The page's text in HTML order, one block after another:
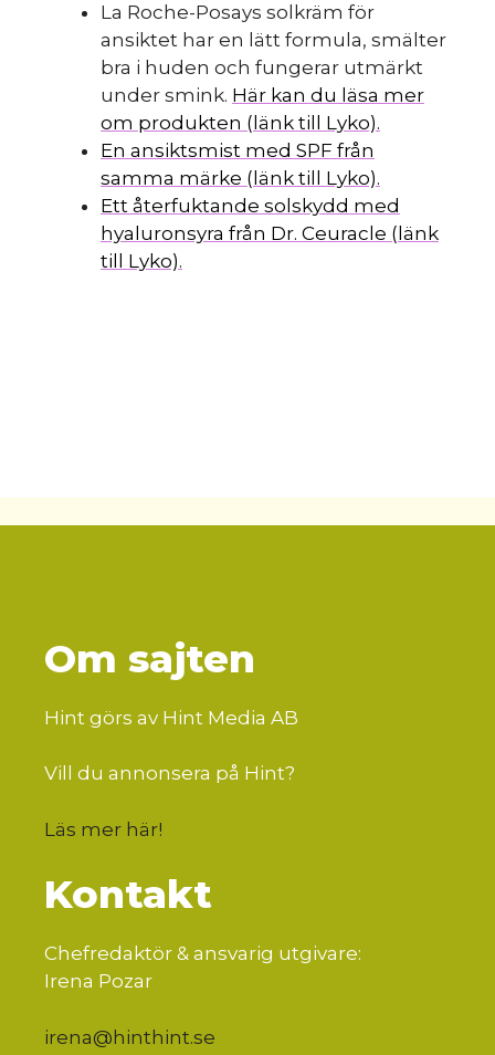
La Roche-Posays solkräm för
ansiktet har en lätt formula, smälter
bra i huden och fungerar utmärkt
under smink. Här kan du läsa mer
om produkten (länk till Lyko).
En ansiktsmist med SPF från
samma märke (länk till Lyko).
Ett återfuktande solskydd med
hyaluronsyra från Dr. Ceuracle (länk
till Lyko).
Om sajten
Hint görs av Hint Media AB
Vill du annonsera på Hint?
Läs mer här!
Kontakt
Chefredaktör & ansvarig utgivare:
Irena Pozar
irena@hinthint.se